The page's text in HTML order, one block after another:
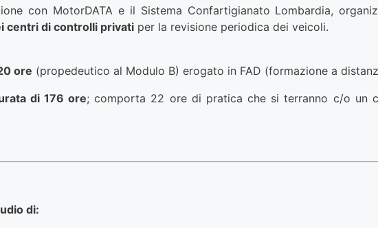
con MotorDATA e il Sistema Confartigianato Lombardia,
centri di controlli privati per la revisione periodica dei veicoli.
ore (propedeutico al Modulo B) erogato in FAD (formazione a
di 176 ore; comporta 22 ore di pratica che si terranno c/o un
di: